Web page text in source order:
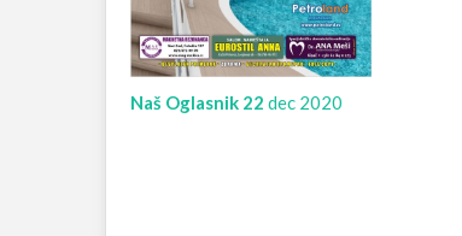
Naš Oglasnik 22 dec 2020